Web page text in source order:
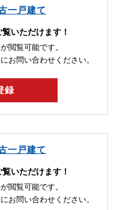
一戸建て
いただけます！
閲覧可能です。
お問い合わせください。
録
一戸建て
いただけます！
閲覧可能です。
お問い合わせください。